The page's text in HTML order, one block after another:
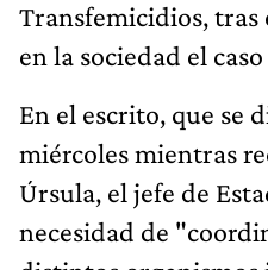
Transfemicidios,
en la sociedad el
En el escrito, que se
miércoles mientras
Úrsula, el jefe de
necesidad de